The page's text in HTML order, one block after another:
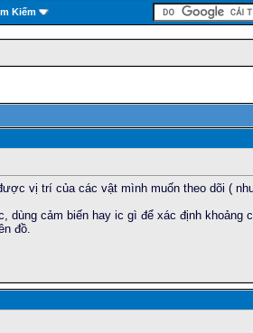
Kiếm
vị trí của các vật mình muốn theo dõi (
cảm biến hay ic gì để xác định khoảng
đồ.